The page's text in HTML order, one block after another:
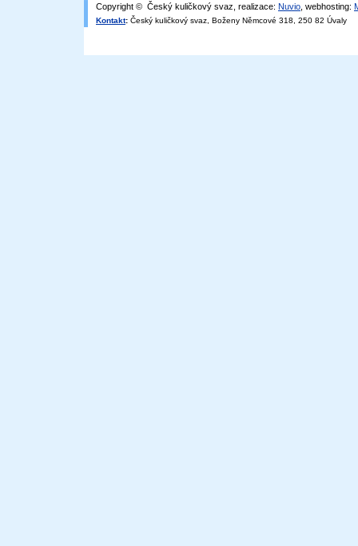
Copyright © Český kuličkový svaz, realizace: Nuvio , webhosting:
Kontakt: Český kuličkový svaz, Boženy Němcové 318, 250 82 Úvaly